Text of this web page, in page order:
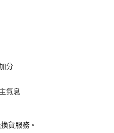
台北富邦商業銀行
台中商業銀行
永豐商業銀行
分
氣息
貨服務。